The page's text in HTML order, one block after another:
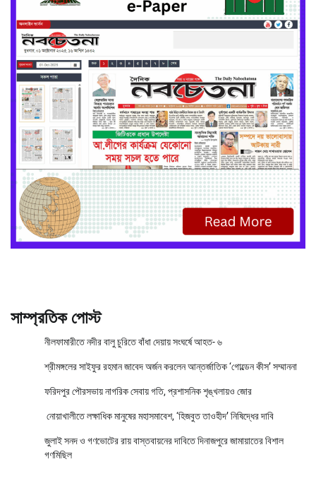
সাম্প্রতিক পোস্ট
নীলফামারীতে নদীর বালু চুরিতে বাঁধা দেয়ায় সংঘর্ষে আহত- ৬
শ্রীমঙ্গলের সাইফুর রহমান জাবেদ অর্জন করলেন আন্তর্জাতিক ‘গোল্ডেন কীস’ সম্মাননা
ফরিদপুর পৌরসভায় নাগরিক সেবায় গতি, প্রশাসনিক শৃঙ্খলায়ও জোর
নোয়াখালীতে লক্ষাধিক মানুষের মহাসমাবেশ, ‘হিজবুত তাওহীদ’ নিষিদ্ধের দাবি
জুলাই সনদ ও গণভোটের রায় বাস্তবায়নের দাবিতে দিনাজপুরে জামায়াতের বিশাল
গণমিছিল